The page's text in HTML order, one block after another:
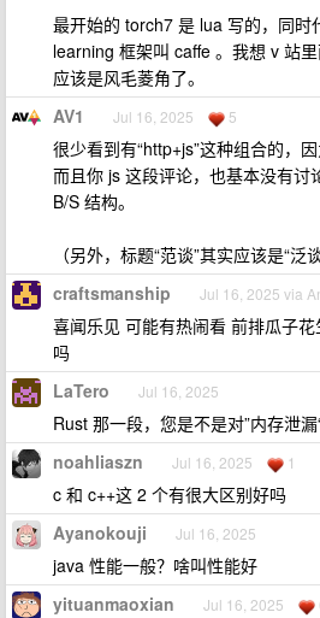
最开始的 torch7 是 lua 写的，同时
learning 框架叫 caffe 。我想 v 站
应该是风毛菱角了。
AV1 Jul 16, 2025 5
很少看到有“http+js”这种组合的，
而且你 js 这段评论，也基本没有讨
B/S 结构。
（另外，标题“范谈”其实应该是“泛
craftsmanship Jul 16, 2025 via
喜闻乐见 可能有热闹看 前排瓜子
吗
LaTero Jul 16, 2025
Rust 那一段，您是不是对”内存泄
noahliaszn Jul 16, 2025 1
c 和 c++这 2 个有很大区别好吗
Ayanokouji Jul 16, 2025
java 性能一般？啥叫性能好
yituanmaoxian Jul 16, 2025